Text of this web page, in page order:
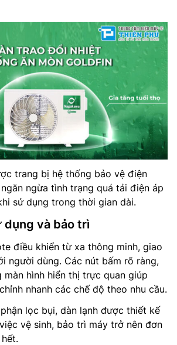
trang bị hệ thống bảo vệ điện
ngừa tình trạng quá tải điện áp
sử dụng trong thời gian dài.
dụng và bảo trì
điều khiển từ xa thông minh, giao
người dùng. Các nút bấm rõ ràng,
màn hình hiển thị trực quan giúp
nhanh các chế độ theo nhu cầu.
lọc bụi, dàn lạnh được thiết kế
vệ sinh, bảo trì máy trở nên đơn